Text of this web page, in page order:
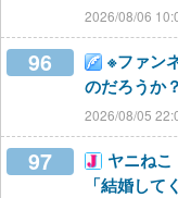
2026/08/06
96
※ファン
のだろうか？
2026/08/05
97
ヤニね
「結婚し